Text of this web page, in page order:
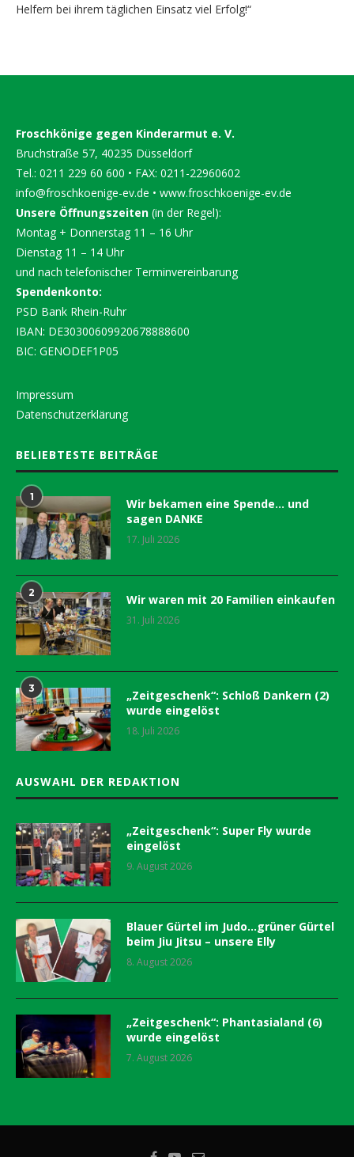
Helfern bei ihrem täglichen Einsatz viel Erfolg!“
Froschkönige gegen Kinderarmut e. V.
Bruchstraße 57, 40235 Düsseldorf
Tel.: 0211 229 60 600 • FAX: 0211-22960602
info@froschkoenige-ev.de • www.froschkoenige-ev.de
Unsere Öffnungszeiten (in der Regel):
Montag + Donnerstag 11 – 16 Uhr
Dienstag 11 – 14 Uhr
und nach telefonischer Terminvereinbarung
Spendenkonto:
PSD Bank Rhein-Ruhr
IBAN: DE30300609920678888600
BIC: GENODEF1P05
Impressum
Datenschutzerklärung
BELIEBTESTE BEITRÄGE
1
Wir bekamen eine Spende… und
sagen DANKE
17. Juli 2026
2 Wir waren mit 20 Familien einkaufen
31. Juli 2026
3
„Zeitgeschenk“: Schloß Dankern (2)
wurde eingelöst
18. Juli 2026
AUSWAHL DER REDAKTION
„Zeitgeschenk“: Super Fly wurde
eingelöst
9. August 2026
Blauer Gürtel im Judo…grüner Gürtel
beim Jiu Jitsu – unsere Elly
8. August 2026
„Zeitgeschenk“: Phantasialand (6)
wurde eingelöst
7. August 2026